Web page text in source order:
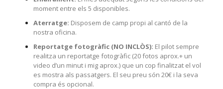
moment entre els 5 disponibles.
Aterratge: Disposem de camp propi al cantó de la
nostra oficina.
Reportatge fotogràfic (NO INCLÒS): El pilot sempre
realitza un reportatge fotogràfic (20 fotos aprox.+ un
video d’un minut i mig aprox.) que un cop finalitzat el vol
es mostra als passatgers. El seu preu són 20€ i la seva
compra és opcional.